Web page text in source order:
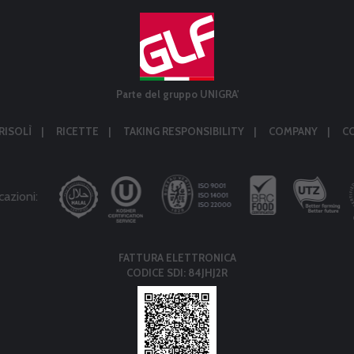
Parte del gruppo UNIGRA'
RISOLÌ RICETTE TAKING RESPONSIBILITY COMPANY
FATTURA ELETTRONICA
CODICE SDI: 84JHJ2R